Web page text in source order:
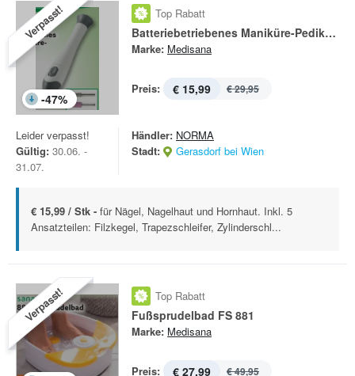
Verpasst!
-47%
Top Rabatt
Batteriebetriebenes Maniküre-Pediküre-Set MP 810
Marke: Medisana
Preis: € 15,99 € 29,95
Leider verpasst!
Gültig: 30.06. -
31.07.
Händler: NORMA
Stadt:
Gerasdorf bei Wien
€ 15,99 / Stk - für Nägel, Nagelhaut und Hornhaut. Inkl. 5
Ansatzteilen: Filzkegel, Trapezschleifer, Zylinderschl...
Verpasst! Top Rabatt
Fußsprudelbad FS 881
Marke: Medisana
Preis: € 27,99 € 49,95